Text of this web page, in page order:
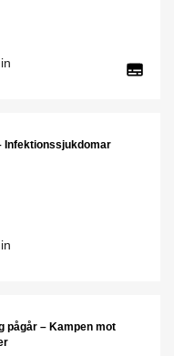
Infektionssjukdomar
pågår – Kampen mot